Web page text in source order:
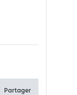
Partager